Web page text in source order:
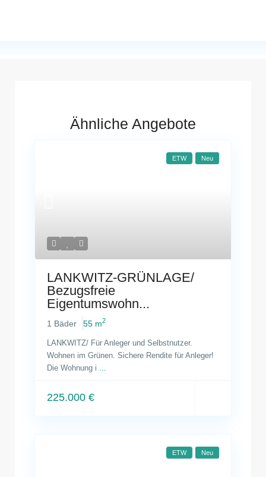
Ähnliche Angebote
ETW Neu
LANKWITZ-GRÜNLAGE/
Bezugsfreie
Eigentumswohn...
1 Bäder 55 m2
LANKWITZ/ Für Anleger und Selbstnutzer.
Wohnen im Grünen. Sichere Rendite für Anleger!
Die Wohnung i
225.000 €
ETW Neu